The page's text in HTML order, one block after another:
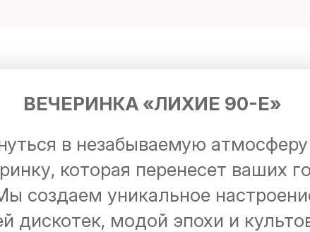
ВЕЧЕРИНКА «ЛИХИЕ 90-Е»
в незабываемую
которая перенесет ваших
создаем уникальное
дискотек, модой эпохи и